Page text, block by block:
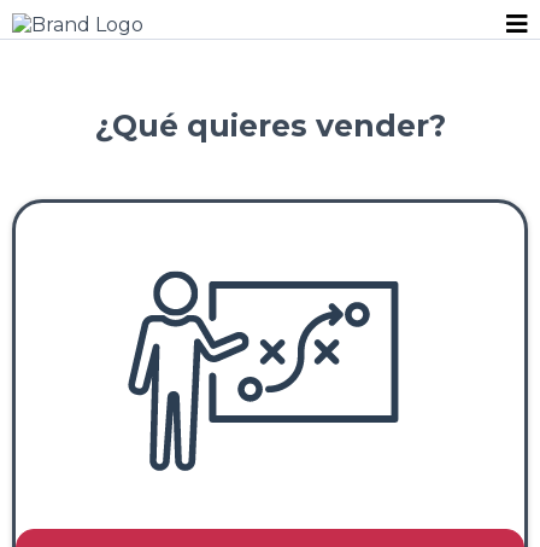
¿Qué quieres vender?